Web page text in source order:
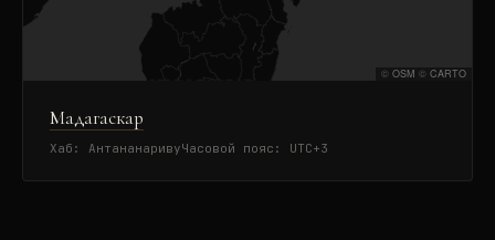
© OSM © CARTO
Мадагаскар
Хаб: АнтананаривуЧасовой пояс: UTC+3